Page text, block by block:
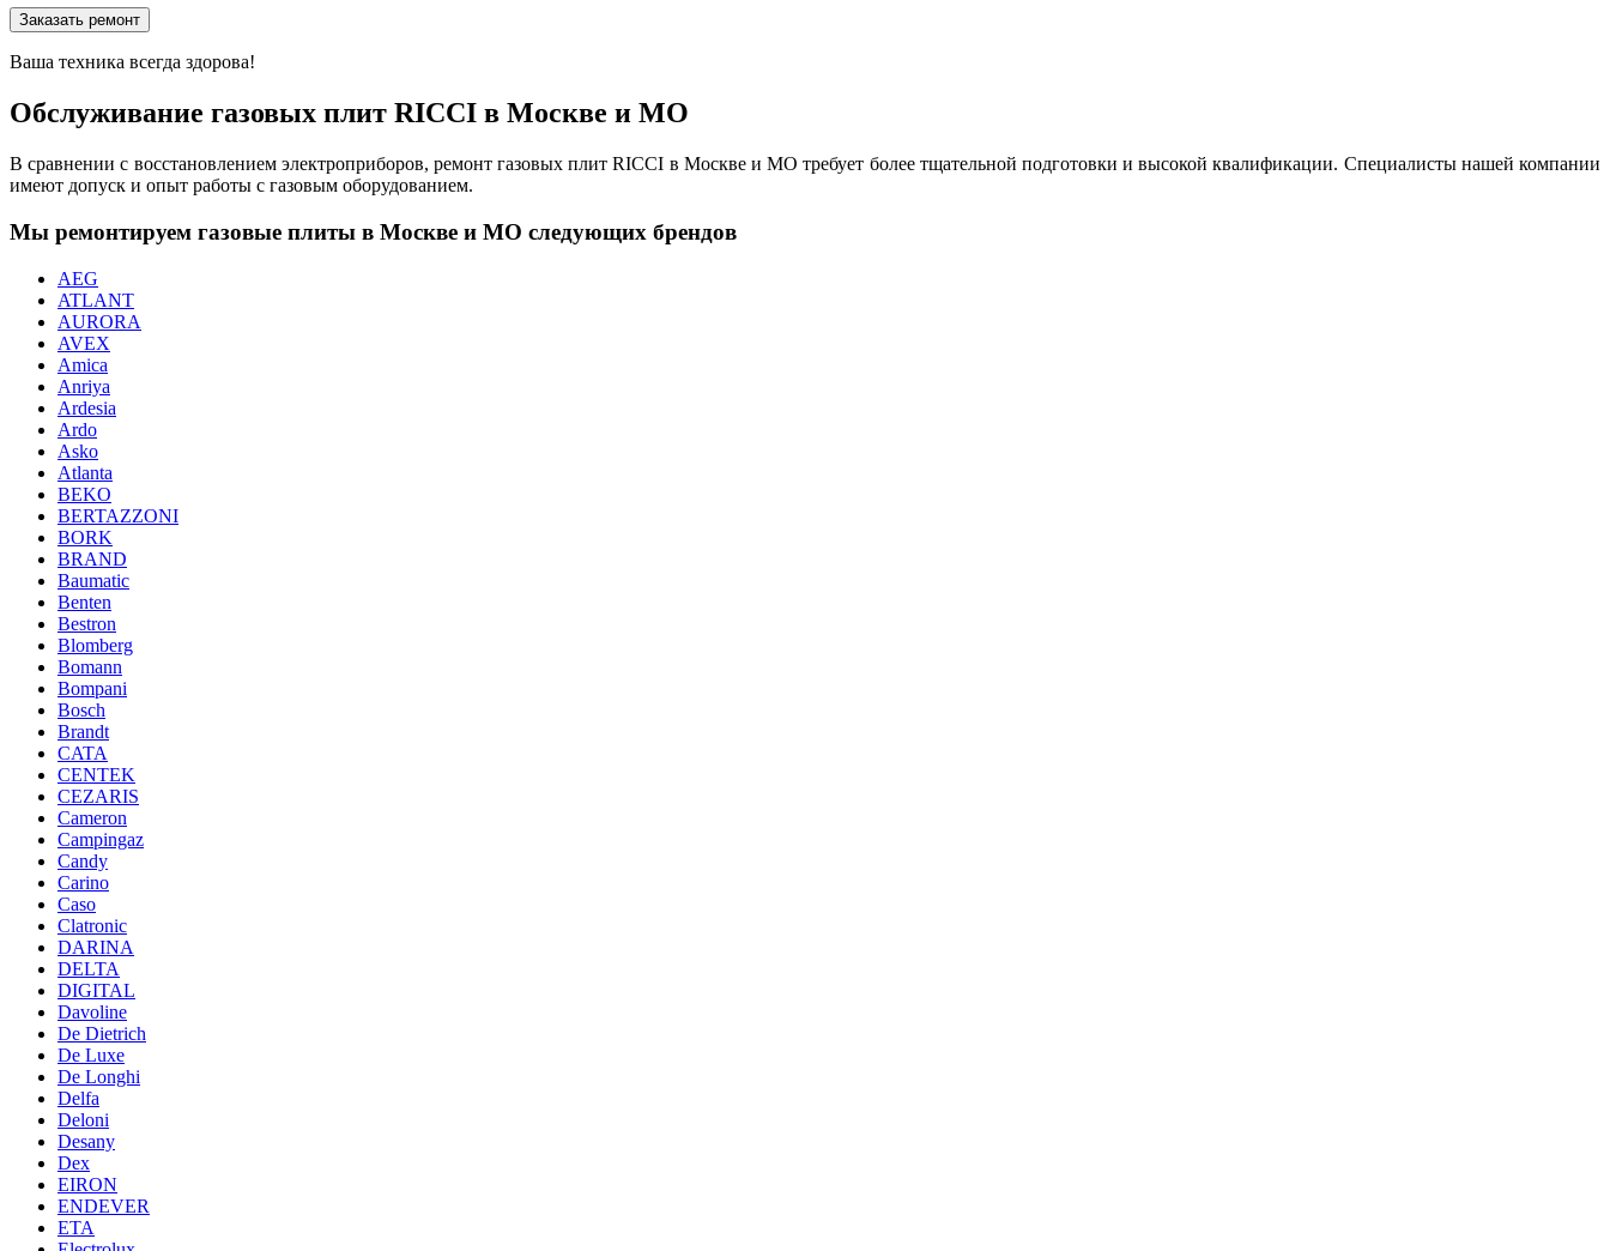
Заказать ремонт
Ваша техника всегда здорова!
Обслуживание газовых плит RICCI в Москве и МО
В сравнении с восстановлением электроприборов, ремонт газовых плит RICCI в Москве и МО требует более тщательной подготовки и высокой квалификации. Специалисты нашей компании
имеют допуск и опыт работы с газовым оборудованием.
Мы ремонтируем газовые плиты в Москве и МО следующих брендов
AEG
ATLANT
AURORA
AVEX
Amica
Anriya
Ardesia
Ardo
Asko
Atlanta
BEKO
BERTAZZONI
BORK
BRAND
Baumatic
Benten
Bestron
Blomberg
Bomann
Bompani
Bosch
Brandt
CATA
CENTEK
CEZARIS
Cameron
Campingaz
Candy
Carino
Caso
Clatronic
DARINA
DELTA
DIGITAL
Davoline
De Dietrich
De Luxe
De Longhi
Delfa
Deloni
Desany
Dex
EIRON
ENDEVER
ETA